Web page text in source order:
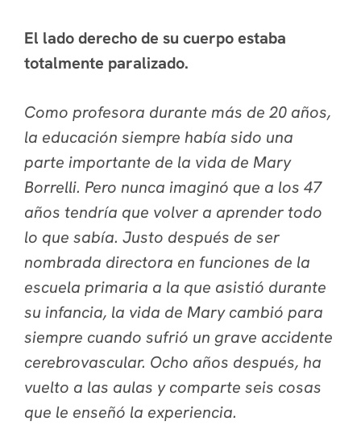
El lado derecho de su cuerpo estaba
totalmente paralizado.
Como profesora durante más de 20 años,
la educación siempre había sido una
parte importante de la vida de Mary
Borrelli. Pero nunca imaginó que a los 47
años tendría que volver a aprender todo
lo que sabía. Justo después de ser
nombrada directora en funciones de la
escuela primaria a la que asistió durante
su infancia, la vida de Mary cambió para
siempre cuando sufrió un grave accidente
cerebrovascular. Ocho años después, ha
vuelto a las aulas y comparte seis cosas
que le enseñó la experiencia.